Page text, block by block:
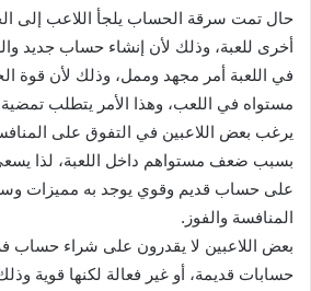
حال تمت سرقة الحساب يلجأ اللاعب إلى
أخرى للعبة، وذلك لأن إنشاء حساب جديد
في اللعبة أمر مجهد وممل، وذلك لأن قوة
مستواه في اللعب، وهذا الأمر يتطلب
يرغب بعض اللاعبين في التفوق على
بسبب ضعف مستواهم داخل اللعبة، لذا
على حساب قديم وقوي يوجد به مميزات
المنافسة والفوز.
بعض اللاعبين لا يقدرون على شراء حساب
حسابات قديمة، أو غير فعالة لكنها قوية